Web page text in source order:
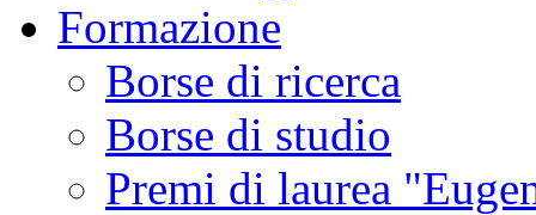
Formazione
Borse di ricerca
Borse di studio
Premi di laurea